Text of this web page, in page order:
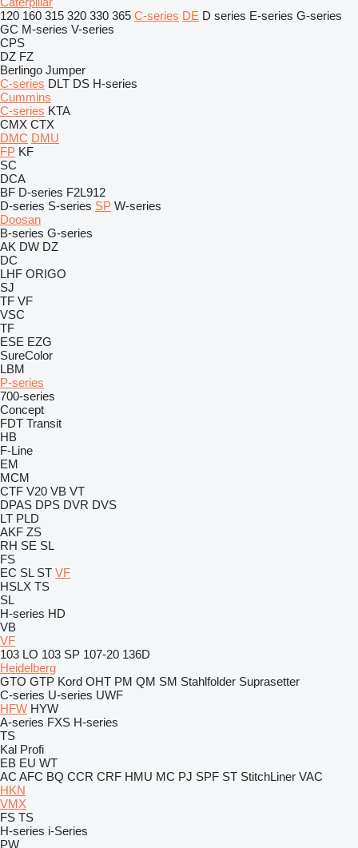
120 160 315 320 330 365 C-series DE D series E-series G-series
GC M-series V-series
CPS
DZ FZ
Berlingo Jumper
C-series DLT DS H-series
Cummins
C-series KTA
CMX CTX
DMC DMU
FP KF
SC
DCA
BF D-series F2L912
D-series S-series SP W-series
Doosan
B-series G-series
AK DW DZ
DC
LHF ORIGO
SJ
TF VF
VSC
TF
ESE EZG
SureColor
LBM
P-series
700-series
Concept
FDT Transit
HB
F-Line
EM
MCM
CTF V20 VB VT
DPAS DPS DVR DVS
LT PLD
AKF ZS
RH SE SL
FS
EC SL ST VF
HSLX TS
SL
H-series HD
VB
VF
103 LO 103 SP 107-20 136D
Heidelberg
GTO GTP Kord OHT PM QM SM Stahlfolder Suprasetter
C-series U-series UWF
HFW HYW
A-series FXS H-series
TS
Kal Profi
EB EU WT
AC AFC BQ CCR CRF HMU MC PJ SPF ST StitchLiner VAC
HKN
VMX
FS TS
H-series i-Series
PW